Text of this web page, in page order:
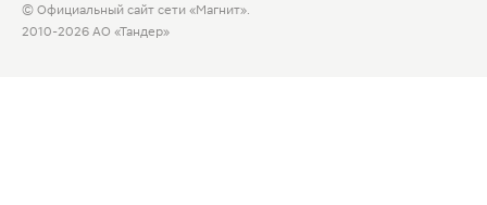
© Официальный сайт сети «Магнит».
2010-2026 АО «Тандер»